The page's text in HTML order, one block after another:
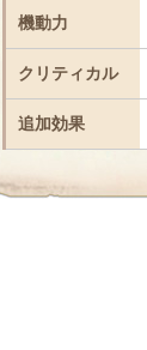
機動力
クリティカル
追加効果